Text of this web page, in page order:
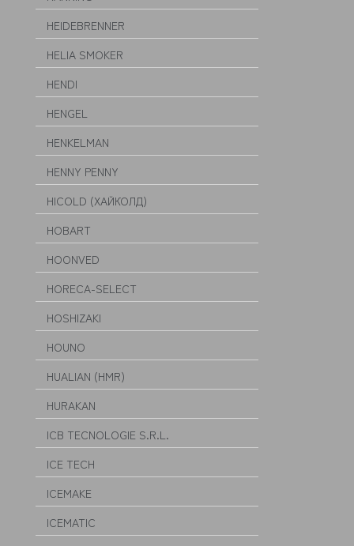
HEIDEBRENNER
HELIA SMOKER
HENDI
HENGEL
HENKELMAN
HENNY PENNY
HICOLD (ХАЙКОЛД)
HOBART
HOONVED
HORECA-SELECT
HOSHIZAKI
HOUNO
HUALIAN (HMR)
HURAKAN
ICB TECNOLOGIE S.R.L.
ICE TECH
ICEMAKE
ICEMATIC